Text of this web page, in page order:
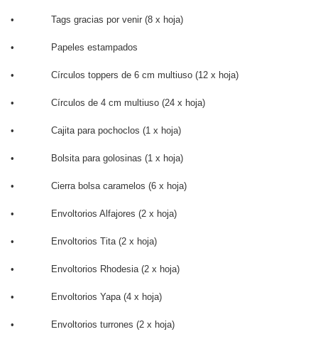
• Tags gracias por venir (8 x hoja)
• Papeles estampados
• Círculos toppers de 6 cm multiuso (12 x hoja)
• Círculos de 4 cm multiuso (24 x hoja)
• Cajita para pochoclos (1 x hoja)
• Bolsita para golosinas (1 x hoja)
• Cierra bolsa caramelos (6 x hoja)
• Envoltorios Alfajores (2 x hoja)
• Envoltorios Tita (2 x hoja)
• Envoltorios Rhodesia (2 x hoja)
• Envoltorios Yapa (4 x hoja)
• Envoltorios turrones (2 x hoja)